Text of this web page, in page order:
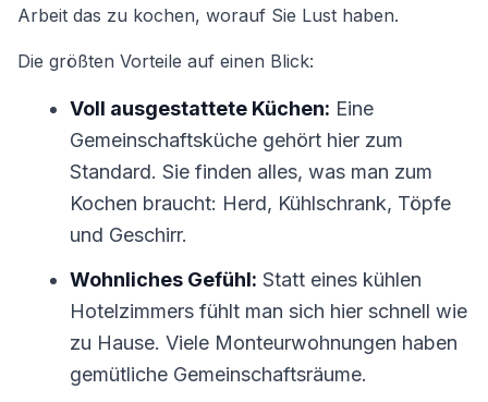
Arbeit das zu kochen, worauf Sie Lust haben.
Die größten Vorteile auf einen Blick:
Voll ausgestattete Küchen: Eine
Gemeinschaftsküche gehört hier zum
Standard. Sie finden alles, was man zum
Kochen braucht: Herd, Kühlschrank, Töpfe
und Geschirr.
Wohnliches Gefühl: Statt eines kühlen
Hotelzimmers fühlt man sich hier schnell wie
zu Hause. Viele Monteurwohnungen haben
gemütliche Gemeinschaftsräume.